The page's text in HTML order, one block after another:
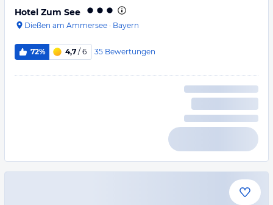
Hotel Zum See
Dießen am Ammersee · Bayern
72% 4,7 / 6 35 Bewertungen